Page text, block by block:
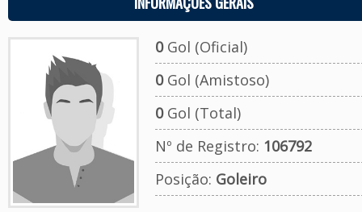
0Gol (Oficial)
0Gol (Amistoso)
0Gol (Total)
Nº de Registro: 106792
Posição: Goleiro